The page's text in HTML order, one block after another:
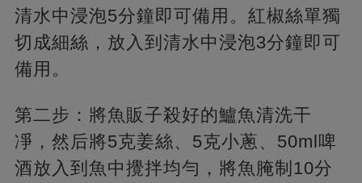
清水中浸泡5分鐘即可備用。紅椒絲單獨
切成細絲，放入到清水中浸泡3分鐘即可
備用。
第二步：將魚販子殺好的鱸魚清洗干
凈，然后將5克姜絲、5克小蔥、50ml啤
酒放入到魚中攪拌均勻，將魚腌制10分